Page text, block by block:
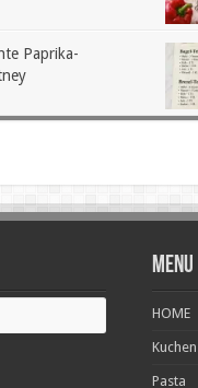
Paprika-
Menu
HOME
Kuchen
Pasta